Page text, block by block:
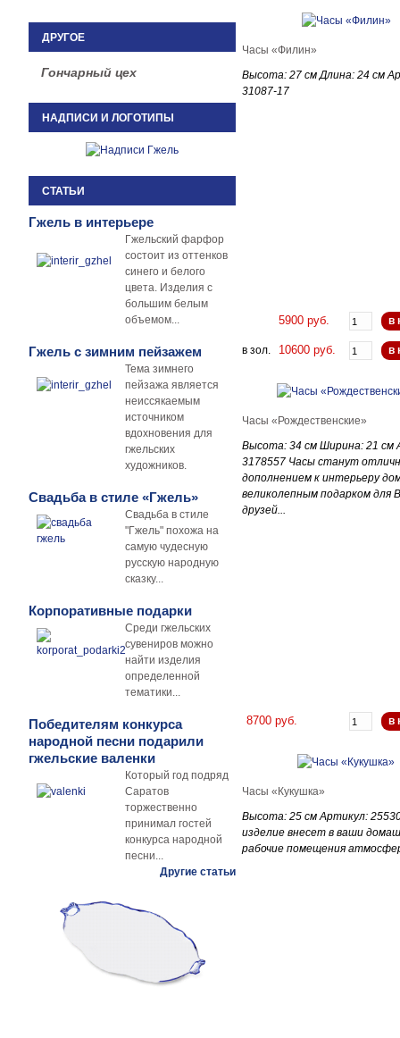
ДРУГОЕ
Гончарный цех
НАДПИСИ И ЛОГОТИПЫ
СТАТЬИ
Гжель в интерьере
Гжельский фарфор
состоит из оттенков
синего и белого
цвета. Изделия с
большим белым
объемом...
Гжель с зимним пейзажем
Тема зимнего
пейзажа является
неиссякаемым
источником
вдохновения для
гжельских
художников.
Свадьба в стиле «Гжель»
Свадьба в стиле
"Гжель" похожа на
самую чудесную
русскую народную
сказку...
Корпоративные подарки
Среди гжельских
сувениров можно
найти изделия
определенной
тематики...
Победителям конкурса
народной песни подарили
гжельские валенки
Который год подряд
Саратов
торжественно
принимал гостей
конкурса народной
песни...
Другие статьи
Часы «Филин»
Высота: 27 см Длина: 24 см
31087-17
5900 руб. в
в зол. 10600 руб. в
Часы «Рождественские»
Высота: 34 см Ширина: 21 см
3178557 Часы станут
дополнением к интерьеру
великолепным подарком для
друзей...
8700 руб. в
Часы «Кукушка»
Высота: 25 см Артикул:
изделие внесет в ваши
рабочие помещения